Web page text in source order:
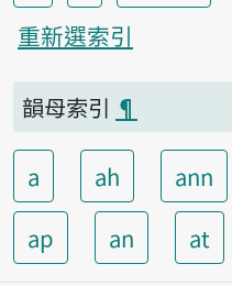
重新選索引
韻母索引 ¶
a ah ann
ap
an at